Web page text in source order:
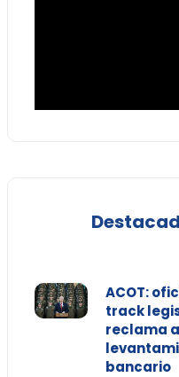
ACOT:
track
reclama
bancario